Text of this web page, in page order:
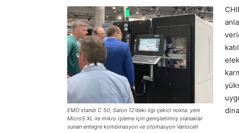
EMO standı C 50, Salon 12'deki ilgi çekici nokta: yeni
Micro5 XL ile mikro işleme için genişletilmiş olanaklar
sunan entegre kombinasyon ve otomasyon Variocell